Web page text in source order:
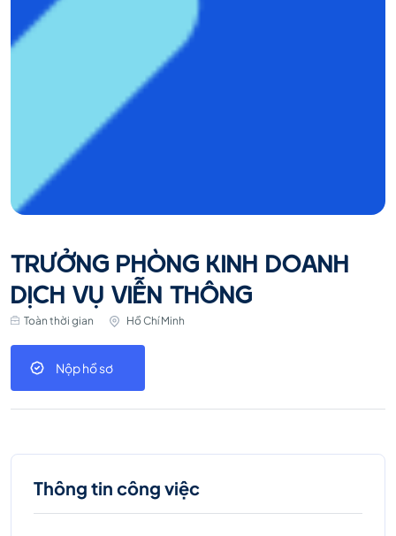
TRƯỞNG PHÒNG KINH DOANH
DỊCH VỤ VIỄN THÔNG
Toàn thời gian Hồ Chí Minh
Nộp hồ sơ
Thông tin công việc